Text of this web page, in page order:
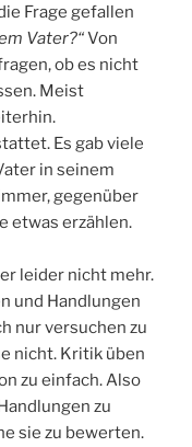
Frage gefallen
Vater?“Von
ob es nicht
Meist
Es gab viele
in seinem
gegenüber
etwas erzählen.
leider nicht mehr.
und Handlungen
nur versuchen zu
nicht. Kritik üben
zu einfach. Also
zu
sie zu bewerten.